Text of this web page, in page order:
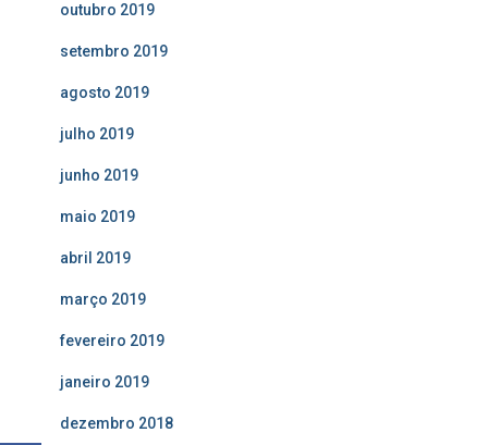
outubro 2019
setembro 2019
agosto 2019
julho 2019
junho 2019
maio 2019
abril 2019
março 2019
fevereiro 2019
janeiro 2019
dezembro 2018